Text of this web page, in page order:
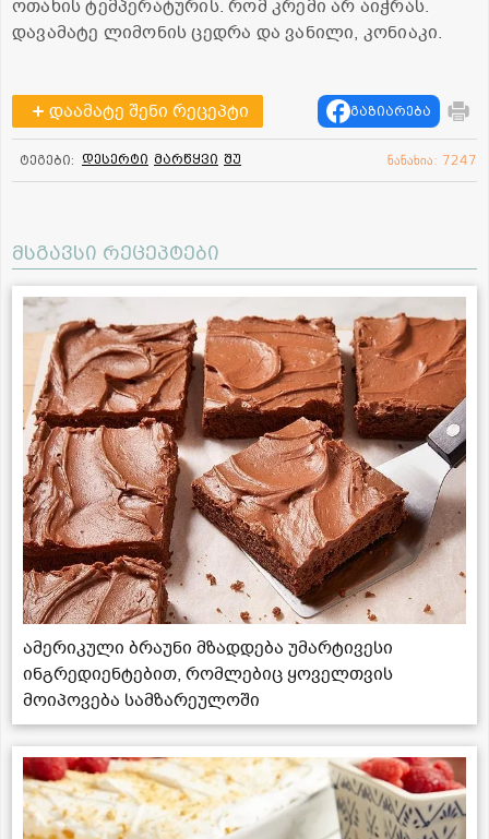
ოთახის ტემპერატურის. რომ კრემი არ აიჭრას.
დავამატე ლიმონის ცედრა და ვანილი, კონიაკი.
დაამატე შენი რეცეპტი გაზიარება
ტეგები: დესერტი მარწყვი შუ ნანახია: 7247
მსგავსი რეცეპტები
ამერიკული ბრაუნი მზადდება უმარტივესი
ინგრედიენტებით, რომლებიც ყოველთვის
მოიპოვება სამზარეულოში